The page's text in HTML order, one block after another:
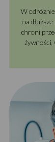
W
na
chroni
żywności,